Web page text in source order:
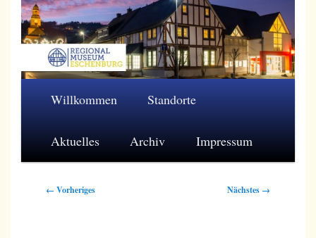
Zum
primären
Inhalt
Regionalmuseum Eschenburg e.V.
Willkommen Standorte
Aktuelles Archiv Impressum
Bilder-
← Vorheriges Nächstes →